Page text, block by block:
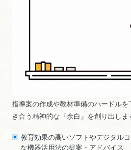
指導案の作成や教材準備のハードル
き合う精神的な『余白』を創り出しま
教育効果の高いソフトやデジタル
な機器活用法の提案・アドバイス